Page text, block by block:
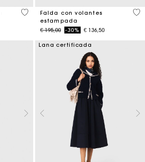
5 out of 5 Customer Rating
Falda con volantes
estampada
Price reduced from
€ 195,00to-30% € 136,50
3,7
Lana certificada